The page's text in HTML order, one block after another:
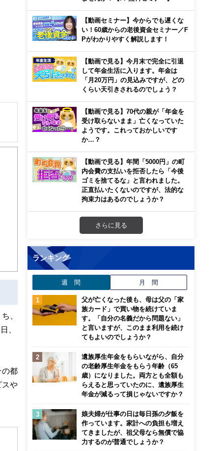
宅
、
、
の都
スや
【動画セミナー】今からでも遅くな
い！60歳からの老後資金セミナー／F
Pがわかりやすく解説します！
【動画で見る】今月末で完全に引退
して年金生活に入ります。年金は
「月20万円」の見込みですが、どの
くらい天引きされるのでしょう？
【動画で見る】70代の親が「年金を
受け取らないまま」亡くなっていた
ようです。これっておかしいです
か…？
【動画で見る】年間「5000円」の町
内会費の支払いを拒否したら「今後
ゴミを捨てるな」と言われました。
正直払いたくないのですが、法的な
拘束力はあるのでしょうか？
さらに見る
ランキング
週 間 月 間
父が亡くなった後も、母は父の「家
族カード」で買い物を続けていま
す。「自分の名義だから問題ない」
と言いますが、このまま利用を続け
てもよいのでしょうか？
遺族厚生年金をもらいながら、自分
の老齢厚生年金をもらう年齢（65
歳）になりました。両方とも全額も
らえると思っていたのに、遺族厚生
年金が減るって損じゃないですか？
娘夫婦が仕事の日は毎日孫の夕飯を
作っています。家計への負担も増え
てきましたが、祖父母なら無償で協
力するのが普通でしょうか？